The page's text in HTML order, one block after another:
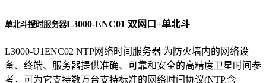
单北斗授时服务器L3000-ENC01 双网口+单北斗
L3000-U1ENC02 NTP网络时间服务器 为防火墙内的网络设
备、终端、服务器提供准确、可靠和安全的高精度卫星时间参
考，可为它支持数万台支持标准的网络时间协议(NTP,含